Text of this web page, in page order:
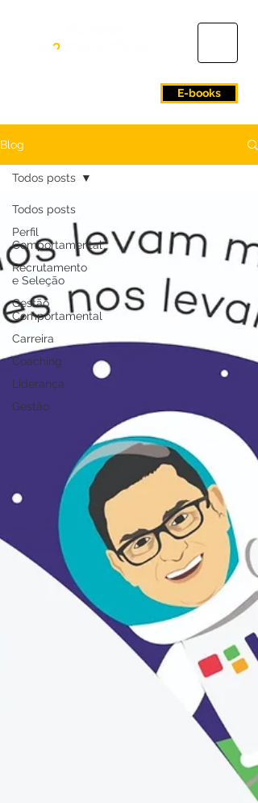
E-books
Blog
Todos posts
Perfil
Comportamental
Recrutamento
e Seleção
Gestão
Comportamental
Carreira
Coaching
Liderança
Gestão
Todos posts